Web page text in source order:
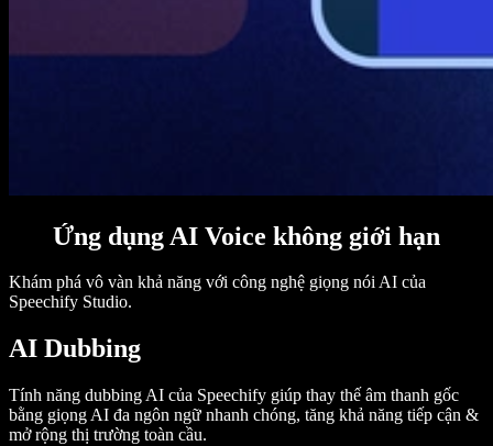
Ứng dụng AI Voice không giới hạn
Khám phá vô vàn khả năng với công nghệ giọng nói AI của
Speechify Studio.
AI Dubbing
Tính năng dubbing AI của Speechify giúp thay thế âm thanh gốc
bằng giọng AI đa ngôn ngữ nhanh chóng, tăng khả năng tiếp cận &
mở rộng thị trường toàn cầu.